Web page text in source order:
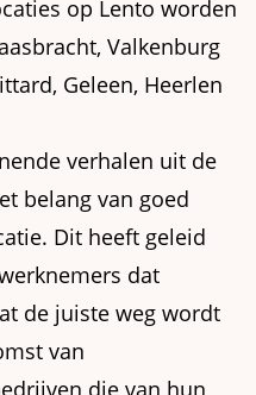
op Lento worden
Valkenburg
Geleen, Heerlen
verhalen uit de
belang van goed
Dit heeft geleid
dat
de juiste weg wordt
van
die van hun